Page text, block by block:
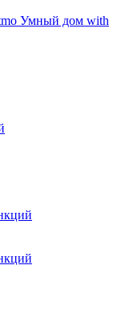
Умный дом with